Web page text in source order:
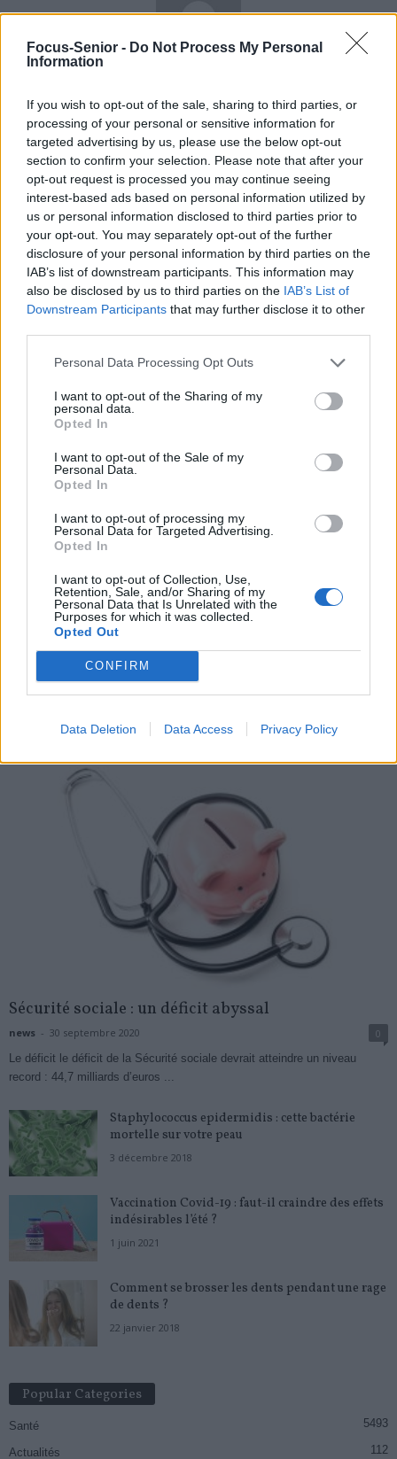
Focus-Senior - Do Not Process My Personal
Information
If you wish to opt-out of the sale, sharing to third parties, or
processing of your personal or sensitive information for
targeted advertising by us, please use the below opt-out
section to confirm your selection. Please note that after your
opt-out request is processed you may continue seeing
interest-based ads based on personal information utilized by
us or personal information disclosed to third parties prior to
your opt-out. You may separately opt-out of the further
disclosure of your personal information by third parties on the
IAB’s list of downstream participants. This information may
also be disclosed by us to third parties on the IAB’s List of
Downstream Participants that may further disclose it to other
Personal Data Processing Opt Outs
I want to opt-out of the Sharing of my
personal data.
Opted In
I want to opt-out of the Sale of my
Personal Data.
Opted In
I want to opt-out of processing my
Personal Data for Targeted Advertising.
Opted In
I want to opt-out of Collection, Use,
Retention, Sale, and/or Sharing of my
Personal Data that Is Unrelated with the
Purposes for which it was collected.
Opted Out
CONFIRM
Data Deletion Data Access Privacy Policy
RELATED ARTICLES MORE FROM AUTHOR
Santé
Sieste après 65 ans : la
clé pour préserver votre
danger
Santé
Ménopause et
problèmes urinaires : le
secret inattendu des
sous-vêtements à
découvrir
Ménopause précoce : le
risque accru
d’hypertension à ne pas
ignorer
Cancer : retarder les traitements d’un mois accroît le risque de
mortalité
7 novembre 2020
Prendre soin de sa santé cardiaque grâce au dépistage de la
23 novembre 2022
Refuser des invitations après 60 ans : signe d’épanouissement
ou de solitude ?
3 août 2026
Covid-19 : les Français se méfient du vaccin
14 novembre 2020
Sécurité sociale : un déficit abyssal
news - 30 septembre 2020
0
Le déficit le déficit de la Sécurité sociale devrait atteindre un niveau
record : 44,7 milliards d’euros ...
Staphylococcus epidermidis : cette bactérie
mortelle sur votre peau
3 décembre 2018
Vaccination Covid-19 : faut-il craindre des effets
indésirables l’été ?
1 juin 2021
Comment se brosser les dents pendant une rage
de dents ?
22 janvier 2018
Popular Categories
Santé 5493
Actualités 112